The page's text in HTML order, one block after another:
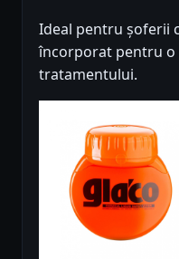
Ideal pentru șoferii
încorporat pentru o
tratamentului.